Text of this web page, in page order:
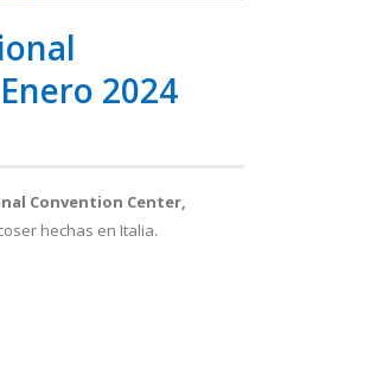
2024
Convention Center,
hechas en Italia.